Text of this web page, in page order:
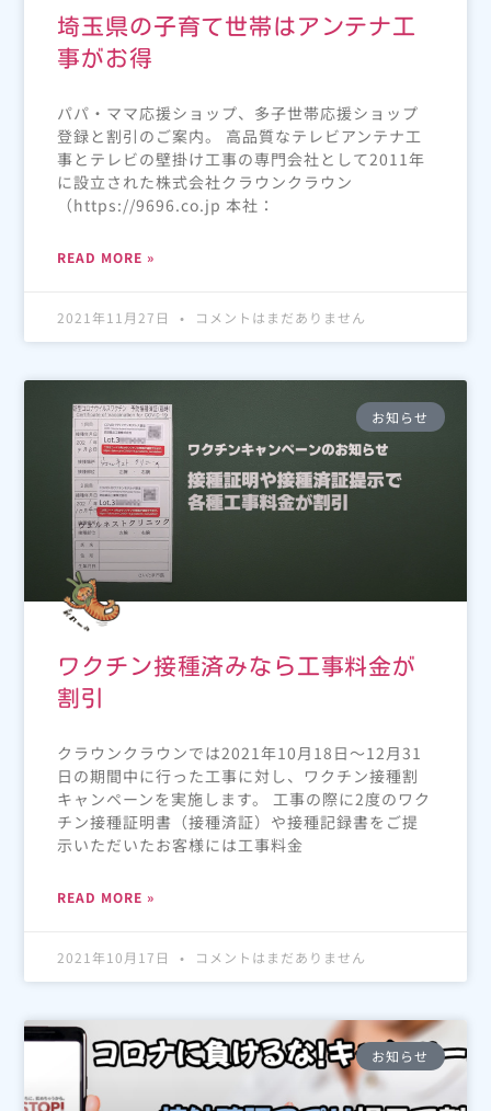
埼玉県の子育て世帯はアンテナ工
事がお得
パパ・ママ応援ショップ、多子世帯応援ショップ
登録と割引のご案内。 高品質なテレビアンテナ工
事とテレビの壁掛け工事の専門会社として2011年
に設立された株式会社クラウンクラウン
（https://9696.co.jp 本社：
READ MORE »
2021年11月27日 コメントはまだありません
お知らせ
ワクチン接種済みなら工事料金が
割引
クラウンクラウンでは2021年10月18日～12月31
日の期間中に行った工事に対し、ワクチン接種割
キャンペーンを実施します。 工事の際に2度のワク
チン接種証明書（接種済証）や接種記録書をご提
示いただいたお客様には工事料金
READ MORE »
2021年10月17日 コメントはまだありません
お知らせ